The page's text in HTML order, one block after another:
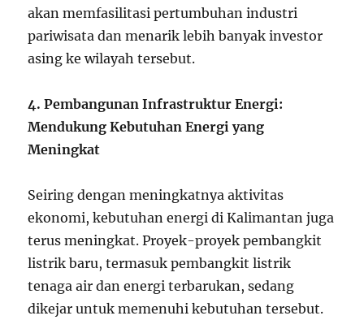
akan memfasilitasi pertumbuhan industri
pariwisata dan menarik lebih banyak investor
asing ke wilayah tersebut.
4. Pembangunan Infrastruktur Energi:
Mendukung Kebutuhan Energi yang
Meningkat
Seiring dengan meningkatnya aktivitas
ekonomi, kebutuhan energi di Kalimantan juga
terus meningkat. Proyek-proyek pembangkit
listrik baru, termasuk pembangkit listrik
tenaga air dan energi terbarukan, sedang
dikejar untuk memenuhi kebutuhan tersebut.